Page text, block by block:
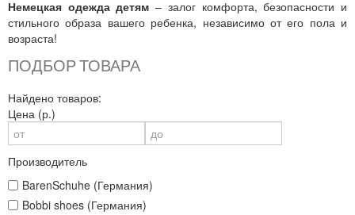
Немецкая одежда детям – залог комфорта, безопасности и
стильного образа вашего ребенка, независимо от его пола и
возраста!
ПОДБОР ТОВАРА
Найдено товаров:
Цена (р.)
Производитель
BarenSchuhe (Германия)
Bobbi shoes (Германия)